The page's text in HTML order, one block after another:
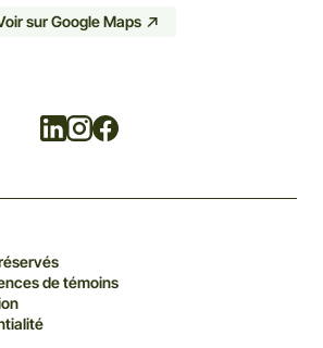
sur Google Maps
LinkedinInstagram
de témoins